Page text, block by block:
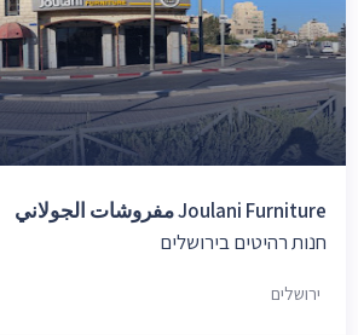
Joulani Furniture مفروشات الجولاني
חנות רהיטים בירושלים
ירושלים